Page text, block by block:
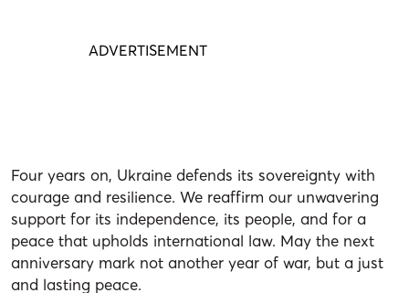
Four years on, Ukraine defends its sovereignty with
courage and resilience. We reaffirm our unwavering
support for its independence, its people, and for a
peace that upholds international law. May the next
anniversary mark not another year of war, but a just
and lasting peace.